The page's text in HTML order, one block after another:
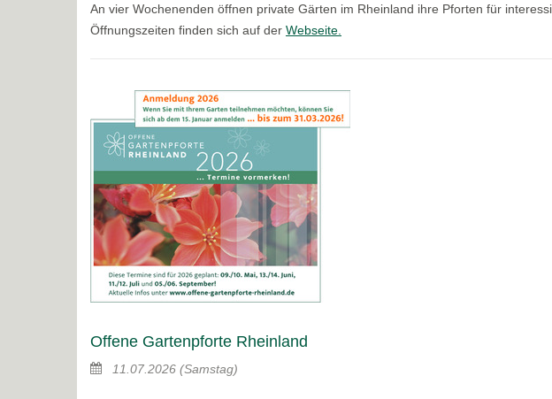
An vier Wochenenden öffnen private Gärten im Rheinland ihre Pforten für
Öffnungszeiten finden sich auf der Webseite.
Offene Gartenpforte Rheinland
11.07.2026 (Samstag)